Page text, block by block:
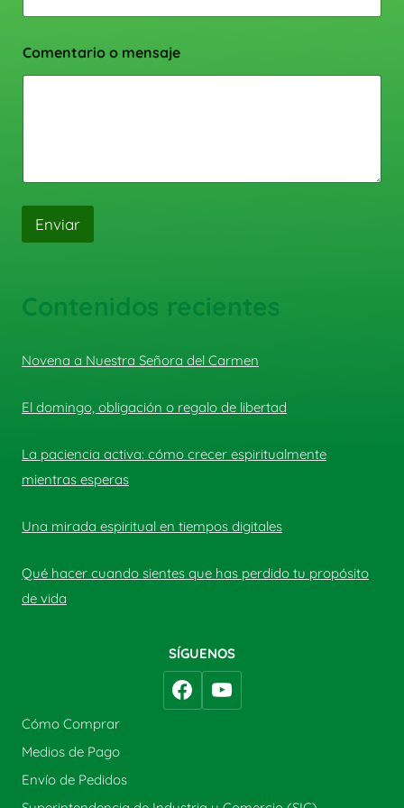
Comentario o mensaje
Enviar
Contenidos recientes
Novena a Nuestra Señora del Carmen
El domingo, obligación o regalo de libertad
La paciencia activa: cómo crecer espiritualmente
mientras esperas
Una mirada espiritual en tiempos digitales
Qué hacer cuando sientes que has perdido tu propósito
de vida
SÍGUENOS
Cómo Comprar
Medios de Pago
Envío de Pedidos